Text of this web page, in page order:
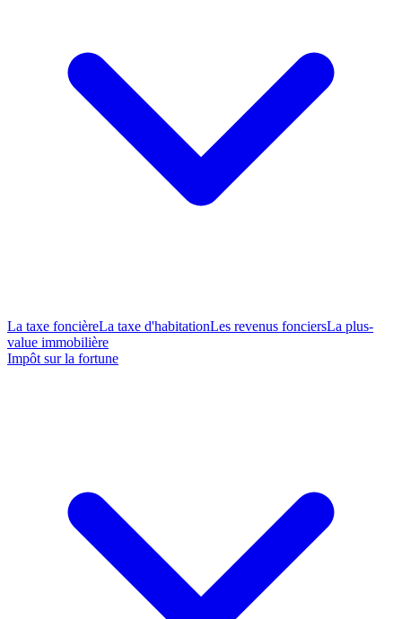
La taxe foncièreLa taxe d'habitationLes revenus fonciersLa plus-
value immobilière
Impôt sur la fortune